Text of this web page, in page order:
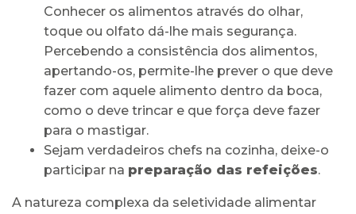
Conhecer os alimentos através do olhar,
toque ou olfato dá-lhe mais segurança.
Percebendo a consistência dos alimentos,
apertando-os, permite-lhe prever o que deve
fazer com aquele alimento dentro da boca,
como o deve trincar e que força deve fazer
para o mastigar.
Sejam verdadeiros chefs na cozinha, deixe-o
participar na preparação das refeições.
A natureza complexa da seletividade alimentar